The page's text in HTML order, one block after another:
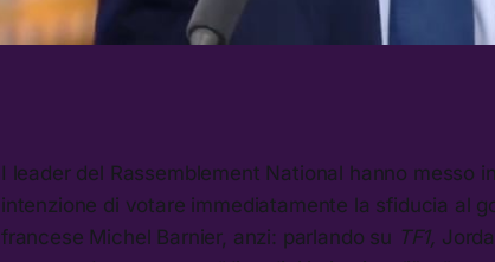
I leader del Rassemblement National hanno messo
intenzione di votare immediatamente la sfiducia al
francese Michel Barnier, anzi: parlando su TF1,